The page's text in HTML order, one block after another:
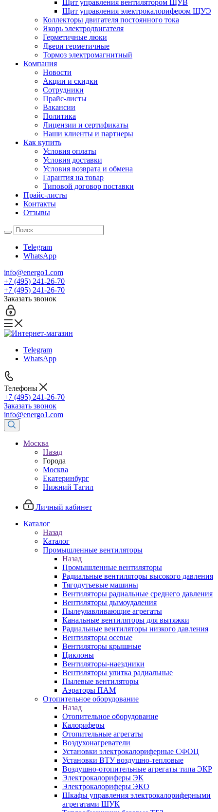
Щит управления вентилятором ЩУВ
Щит управления электрокалорифером ЩУЭ
Коллекторы двигателя постоянного тока
Якорь электродвигателя
Герметичные люки
Двери герметичные
Тормоз электромагнитный
Компания
Новости
Акции и скидки
Сотрудники
Прайс-листы
Вакансии
Политика
Лицензии и сертификаты
Наши клиенты и партнеры
Как купить
Условия оплаты
Условия доставки
Условия возврата и обмена
Гарантия на товар
Типовой договор поставки
Прайс-листы
Контакты
Отзывы
Telegram
WhatsApp
info@energo1.com
+7 (495) 241-26-70
+7 (495) 241-26-70
Заказать звонок
Telegram
WhatsApp
Телефоны
+7 (495) 241-26-70
Заказать звонок
info@energo1.com
Москва
Назад
Города
Москва
Екатеринбург
Нижний Тагил
Личный кабинет
Каталог
Назад
Каталог
Промышленные вентиляторы
Назад
Промышленные вентиляторы
Радиальные вентиляторы высокого давления
Тягодутьевые машины
Вентиляторы радиальные среднего давления
Вентиляторы дымоудаления
Пылеулавливающие агрегаты
Канальные вентиляторы для вытяжки
Радиальные вентиляторы низкого давления
Вентиляторы осевые
Вентиляторы крышные
Циклоны
Вентиляторы-наездники
Вентиляторы улитка радиальные
Пылевые вентиляторы
Аэраторы ПАМ
Отопительное оборудование
Назад
Отопительное оборудование
Калориферы
Отопительные агрегаты
Воздухонагреватели
Установки электрокалориферные СФОЦ
Установки ВТУ воздушно-тепловые
Воздушно-отопительные агрегаты типа ЭКР
Электрокалориферы ЭК
Электрокалориферы ЭКО
Шкафы управления электрокалориферными
агрегатами ШУК